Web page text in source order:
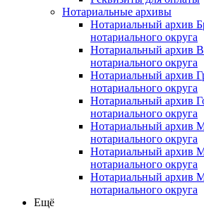
Нотариальные архивы
Нотариальный архив
нотариального округа
Нотариальный архив
нотариального округа
Нотариальный архив
нотариального округа
Нотариальный архив
нотариального округа
Нотариальный архив
нотариального округа
Нотариальный архив
нотариального округа
Нотариальный архив
нотариального округа
Ещё